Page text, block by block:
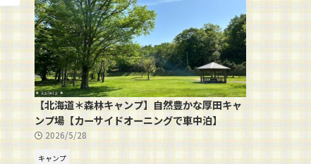
【北海道＊森林キャンプ】自然豊かな厚田キャ
ンプ場【カーサイドオーニングで車中泊】
2026/5/28
キャンプ